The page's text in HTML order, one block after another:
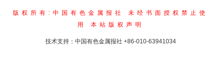
版权所有:中国有色金属报社
未经书面授权禁止使
用 本站版权声明
技术支持：中国有色金属报社 +86-010-63941034